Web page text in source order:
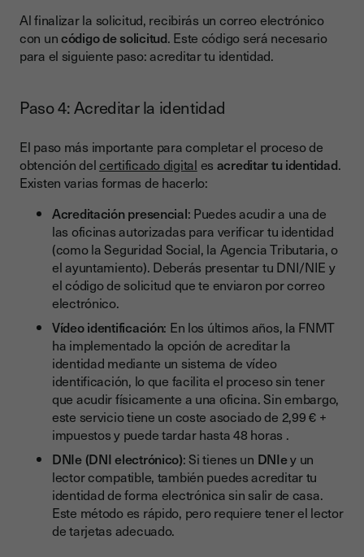
Al finalizar la solicitud, recibirás un correo electrónico
con uncódigo de solicitud. Este código será necesario
para el siguiente paso: acreditar tu identidad.
Paso 4: Acreditar la identidad
El paso más importante para completar el proceso de
obtención delcertificado digital es acreditar tu identidad.
Existen varias formas de hacerlo:
Acreditación presencial: Puedes acudir a una de
las oficinas autorizadas para verificar tu identidad
(como la Seguridad Social, la Agencia Tributaria, o
el ayuntamiento). Deberás presentar tu DNI/NIE y
el código de solicitud que te enviaron por correo
electrónico.
Vídeo identificación: En los últimos años, la FNMT
ha implementado la opción de acreditar la
identidad mediante un sistema de vídeo
identificación, lo que facilita el proceso sin tener
que acudir físicamente a una oficina. Sin embargo,
este servicio tiene un coste asociado de 2,99 € +
impuestos y puede tardar hasta 48 horas .
DNIe (DNI electrónico): Si tienes un DNIey un
lector compatible, también puedes acreditar tu
identidad de forma electrónica sin salir de casa.
Este método es rápido, pero requiere tener el lector
de tarjetas adecuado.